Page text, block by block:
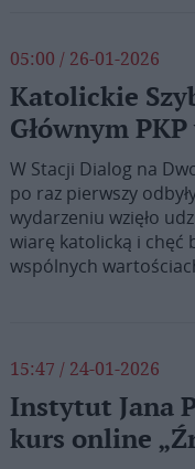
05:00 / 26-01-2026
Katolickie
Głównym
W Stacji Dialog na
po raz pierwszy
wydarzeniu wzięło
wiarę katolicką i chęć
wspólnych
15:47 / 24-01-2026
Instytut Jana
kurs online